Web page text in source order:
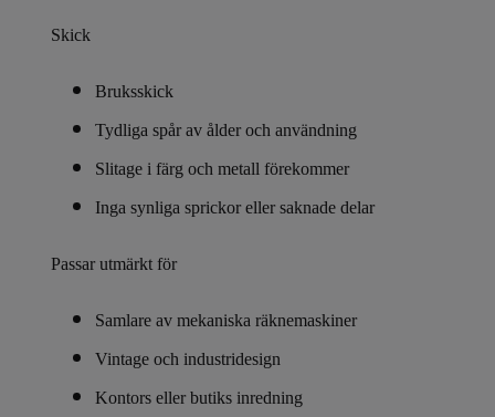
Skick
Bruksskick
Tydliga spår av ålder och användning
Slitage i färg och metall förekommer
Inga synliga sprickor eller saknade delar
Passar utmärkt för
Samlare av mekaniska räknemaskiner
Vintage och industridesign
Kontors eller butiks inredning